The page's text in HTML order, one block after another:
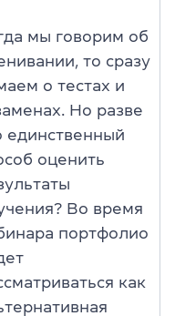
мы говорим об
то сразу
о тестах и
Но разве
единственный
оценить
Во время
портфолио
как